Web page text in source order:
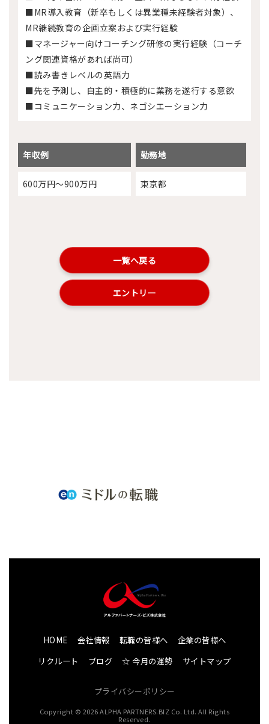
■MR導入教育（新卒もしくは異業種未経験者対象）、
MR継続教育の企画立案および実行経験
■マネージャー向けコーチング研修の実行経験（コーチ
ング関連資格があれば尚可）
■読み書きレベルの英語力
■先を予測し、自主的・積極的に業務を遂行する意欲
■コミュニケーション力、ネゴシエーション力
年収例 勤務地
600万円～900万円 東京都
一覧へ戻る
エントリー
HOME 会社情報 転職の皆様へ
企業の皆様へ
リクルート
ブログ ☆ 今月の運勢 サイトマップ
プライバシーポリシー
Copyright © 2026 ALPHA PARTNERS.BIZ Co. Ltd. All Rights
Reserved.